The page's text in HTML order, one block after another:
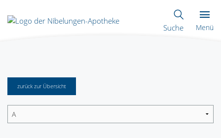
Suche Menü
zurück zur Übersicht